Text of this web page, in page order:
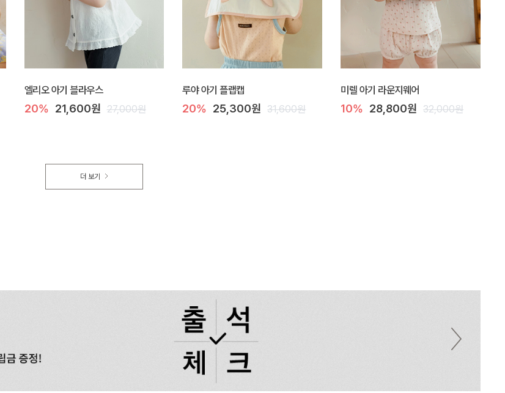
엘리오 아기 블라우스
20% 21,600원 27,000원
루야 아기 플랩캡
20% 25,300원 31,600원
미렐 아기 라운지웨어
10% 28,800원 32,000원
더 보기